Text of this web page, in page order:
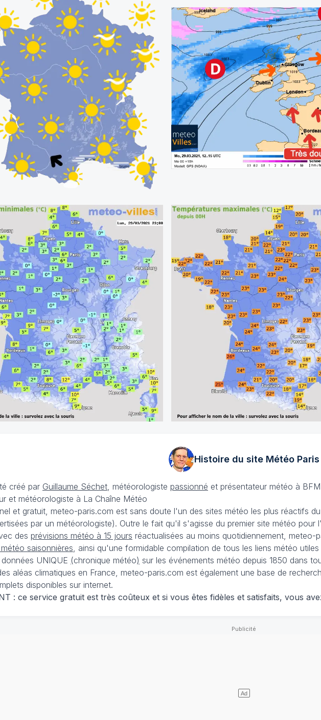
Histoire du site MétéoParis
créé par Guillaume Séchet , météorologiste passionné et présentateur météo à
et météorologiste à La Chaîne Météo
et gratuit, meteo-paris.com est sans doute l'un des sites météo les plus réactifs
par un météorologiste). Outre le fait qu'il s'agisse du premier site météo
des prévisions météo à 15 jours réactualisées au moins quotidiennement,
saisonnières , ainsi qu'une formidable compilation de tous les liens météo
UNIQUE (chronique météo) sur les événements météo depuis 1850 dans
aléas climatiques en France, meteo-paris.com est également une base de
disponibles sur internet.
: ce service gratuit est très coûteux et si vous êtes fidèles et satisfaits, vous